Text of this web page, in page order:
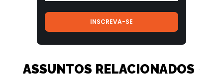
ASSUNTOS RELACIONADOS